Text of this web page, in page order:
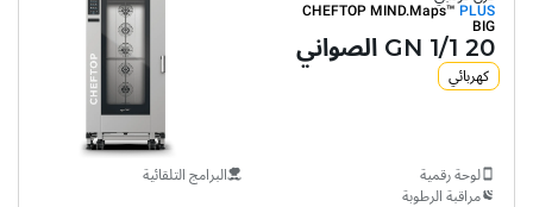
CHEFTOP MIND.Maps™ PLUS
BIG
20 GN 1/1 الصواني
كهربائي
لوحة رقمية
مراقبة الرطوبة
البرامج التلقائية